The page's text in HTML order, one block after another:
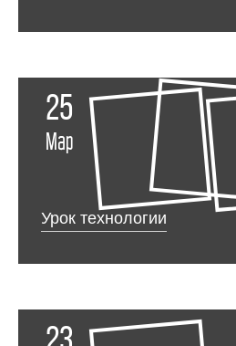
25
Мар
Урок технологии